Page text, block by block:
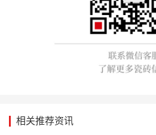
相关推荐资讯